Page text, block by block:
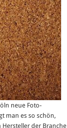
neue Foto-
man es so schön,
Hersteller der Branche